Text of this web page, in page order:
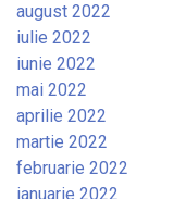
august 2022
iulie 2022
iunie 2022
mai 2022
aprilie 2022
martie 2022
februarie 2022
ianuarie 2022